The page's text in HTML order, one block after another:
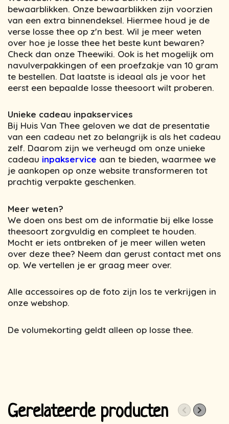
bewaarblikken. Onze bewaarblikken zijn voorzien
van een extra binnendeksel. Hiermee houd je de
verse losse thee op z'n best. Wil je meer weten
over hoe je losse thee het beste kunt bewaren?
Check dan onze Theewiki. Ook is het mogelijk om
navulverpakkingen of een proefzakje van 10 gram
te bestellen. Dat laatste is ideaal als je voor het
eerst een bepaalde losse theesoort wilt proberen.
Unieke cadeau inpakservices
Bij Huis Van Thee geloven we dat de presentatie
van een cadeau net zo belangrijk is als het cadeau
zelf. Daarom zijn we verheugd om onze unieke
cadeau inpakservice aan te bieden, waarmee we
je aankopen op onze website transformeren tot
prachtig verpakte geschenken.
Meer weten?
We doen ons best om de informatie bij elke losse
theesoort zorgvuldig en compleet te houden.
Mocht er iets ontbreken of je meer willen weten
over deze thee? Neem dan gerust contact met ons
op. We vertellen je er graag meer over.
Alle accessoires op de foto zijn los te verkrijgen in
onze webshop.
De volumekorting geldt alleen op losse thee.
Gerelateerde producten